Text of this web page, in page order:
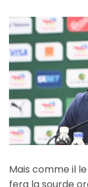
Mais comme il